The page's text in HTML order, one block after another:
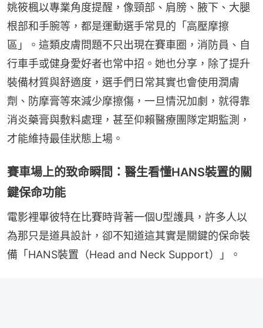
姚筱楓以專業角度提醒，像頸部、肩膀、腋下、大腿
根部和手腕等，都是運動選手常見的「高壓摩擦
區」。這類皮膚問題不只出現在賽車圈，消防員、自
行車手或健身愛好者也常中招。她也分享，除了提升
裝備材質與舒適度，選手們日常其實也會使用潤膚
劑、防摩膏等來減少摩擦傷，一旦情況加劇，就得靠
消炎藥膏與敷料處理，甚至仰賴醫療團隊定期監測，
才能維持最佳狀態上場。
賽車場上的致命瞬間：醫生看懂HANS裝置的關
鍵保命功能
電影裡畢彼特在比賽時背著一個U型護具，許多人以
為那只是道具設計，卻不知道這其實是關鍵的保命裝
備「HANS裝置（Head and Neck Support）」。